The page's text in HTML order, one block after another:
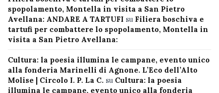
spopolamento, Montella in visita a San Pietro
Avellana: ANDARE A TARTUFI su Filiera boschiva e
tartufi per combattere lo spopolamento, Montella in
visita a San Pietro Avellana:
Cultura: la poesia illumina le campane, evento unico
alla fonderia Marinelli di Agnone. L’Eco dell’Alto
Molise | Circolo I. P. La C. su Cultura: la poesia
illumina le campane, evento unico alla fonderia